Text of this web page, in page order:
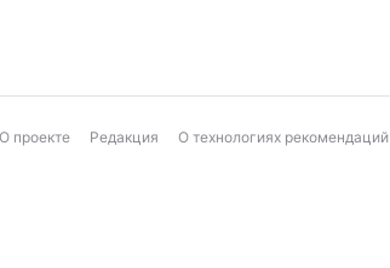
О проекте Редакция О технологиях рекомендаций